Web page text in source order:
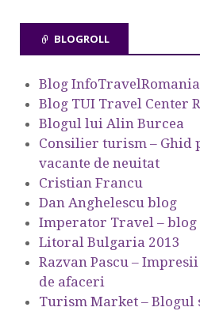
BLOGROLL
Blog InfoTravelRomania
Blog TUI Travel Center
Blogul lui Alin Burcea
Consilier turism – Ghid
vacante de neuitat
Cristian Francu
Dan Anghelescu blog
Imperator Travel –
Litoral Bulgaria 2013
Razvan Pascu –
de afaceri
Turism Market –